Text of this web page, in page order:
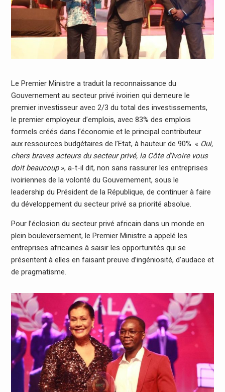
Le Premier Ministre a traduit la reconnaissance du
Gouvernement au secteur privé ivoirien qui demeure le
premier investisseur avec 2/3 du total des investissements,
le premier employeur d’emplois, avec 83% des emplois
formels créés dans l’économie et le principal contributeur
aux ressources budgétaires de l’Etat, à hauteur de 90%. « Oui,
chers braves acteurs du secteur privé, la Côte d’Ivoire vous
doit beaucoup», a-t-il dit, non sans rassurer les entreprises
ivoiriennes de la volonté du Gouvernement, sous le
leadership du Président de la République, de continuer à faire
du développement du secteur privé sa priorité absolue.
Pour l’éclosion du secteur privé africain dans un monde en
plein bouleversement, le Premier Ministre a appelé les
entreprises africaines à saisir les opportunités qui se
présentent à elles en faisant preuve d’ingéniosité, d’audace et
de pragmatisme.